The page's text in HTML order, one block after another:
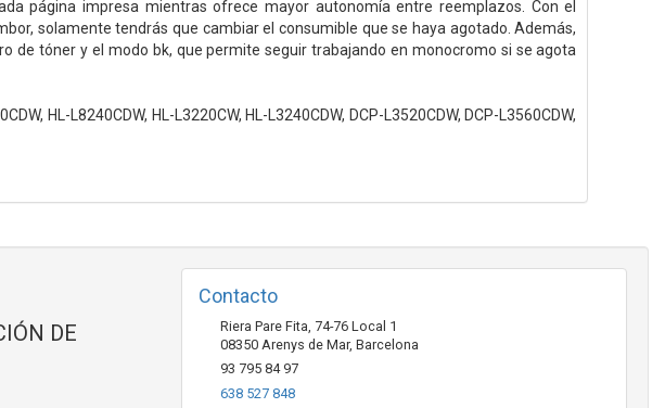
página impresa mientras ofrece mayor autonomía entre reemplazos. Con el
solamente tendrás que cambiar el consumible que se haya agotado. Además,
de tóner y el modo bk, que permite seguir trabajando en monocromo si se agota
HL-L8240CDW, HL-L3220CW, HL-L3240CDW, DCP-L3520CDW, DCP-L3560CDW,
DE
Contacto
Riera Pare Fita, 74-76 Local 1
08350 Arenys de Mar, Barcelona
93 795 84 97
638 527 848